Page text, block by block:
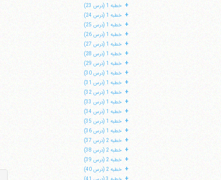
+ خطبه 1 (درس 23)
+ خطبه 1 (درس 24)
+ خطبه 1 (درس 25)
+ خطبه 1 (درس 26)
+ خطبه 1 (درس 27)
+ خطبه 1 (درس 28)
+ خطبه 1 (درس 29)
+ خطبه 1 (درس 30)
+ خطبه 1 (درس 31)
+ خطبه 1 (درس 32)
+ خطبه 1 (درس 33)
+ خطبه 1 (درس 34)
+ خطبه 1 (درس 35)
+ خطبه 1 (درس 36)
+ خطبه 2 (درس 37)
+ خطبه 2 (درس 38)
+ خطبه 2 (درس 39)
+ خطبه 2 (درس 40)